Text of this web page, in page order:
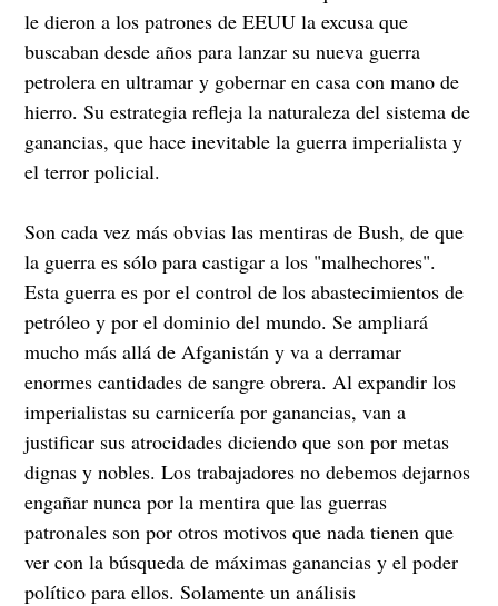
le dieron a los patrones de EEUU la excusa que
buscaban desde años para lanzar su nueva guerra
petrolera en ultramar y gobernar en casa con mano de
hierro. Su estrategia refleja la naturaleza del sistema de
ganancias, que hace inevitable la guerra imperialista y
el terror policial.
Son cada vez más obvias las mentiras de Bush, de que
la guerra es sólo para castigar a los "malhechores".
Esta guerra es por el control de los abastecimientos de
petróleo y por el dominio del mundo. Se ampliará
mucho más allá de Afganistán y va a derramar
enormes cantidades de sangre obrera. Al expandir los
imperialistas su carnicería por ganancias, van a
justificar sus atrocidades diciendo que son por metas
dignas y nobles. Los trabajadores no debemos dejarnos
engañar nunca por la mentira que las guerras
patronales son por otros motivos que nada tienen que
ver con la búsqueda de máximas ganancias y el poder
político para ellos. Solamente un análisis